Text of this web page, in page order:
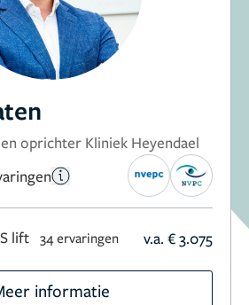
oprichter Kliniek Heyendael
lift 34 ervaringen v.a. € 3.075
informatie